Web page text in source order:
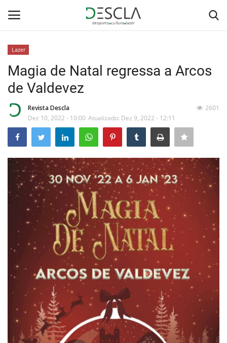
Home
...by Descla
Desporto
Contactos
Sobre Nós
Educação
Estatuto Editorial
Saúde
Ficha técnica
Cultura
Lazer
Magia de Natal regressa a Arcos
de Valdevez
Revista Descla
Dez 10, 2022 - 10:00 Atualizado: Dez 9, 2022 - 12:11
2601